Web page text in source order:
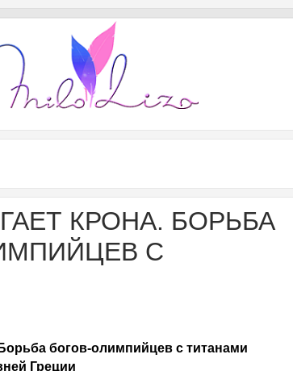
КРОНА. БОРЬБА
С
богов-олимпийцев с титанами
Греции